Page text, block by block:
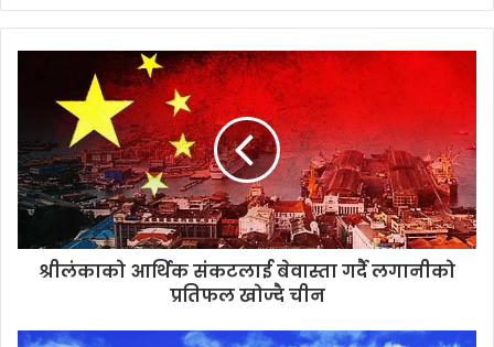
y
a
i
l
s
श्रीलंकाको आर्थिक संकटलाई बेवास्ता गर्दै लगानीको
प्रतिफल खोज्दै चीन